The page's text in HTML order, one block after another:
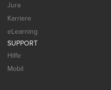
Jura
Karriere
eLearning
SUPPORT
Hilfe
Mobil